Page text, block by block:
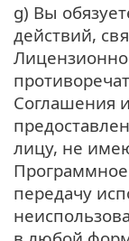
g) Вы
действий,
Соглашения
лицу, не
передачу